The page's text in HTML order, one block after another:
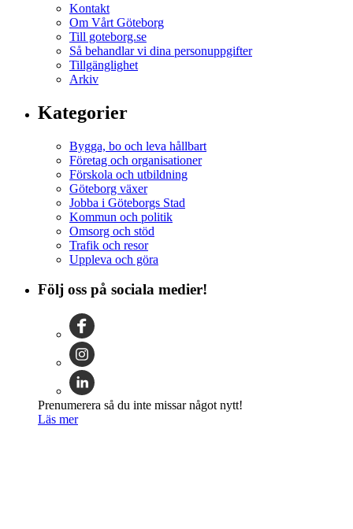
Kontakt
Om Vårt Göteborg
Till goteborg.se
Så behandlar vi dina personuppgifter
Tillgänglighet
Arkiv
Kategorier
Bygga, bo och leva hållbart
Företag och organisationer
Förskola och utbildning
Göteborg växer
Jobba i Göteborgs Stad
Kommun och politik
Omsorg och stöd
Trafik och resor
Uppleva och göra
Följ oss på sociala medier!
Prenumerera så du inte missar något nytt!
Läs mer